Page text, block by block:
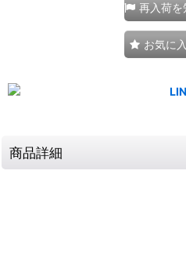
再入荷を
お気に
商品詳細